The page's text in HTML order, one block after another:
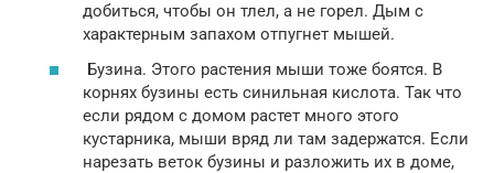
добиться, чтобы он тлел, а не горел. Дым с
характерным запахом отпугнет мышей.
Бузина. Этого растения мыши тоже боятся. В
корнях бузины есть синильная кислота. Так что
если рядом с домом растет много этого
кустарника, мыши вряд ли там задержатся. Если
нарезать веток бузины и разложить их в доме,